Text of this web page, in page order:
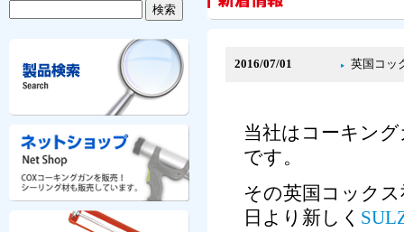
2016/07/01 英国コッ
当社はコーキン
です。
その英国コック
日より新しく